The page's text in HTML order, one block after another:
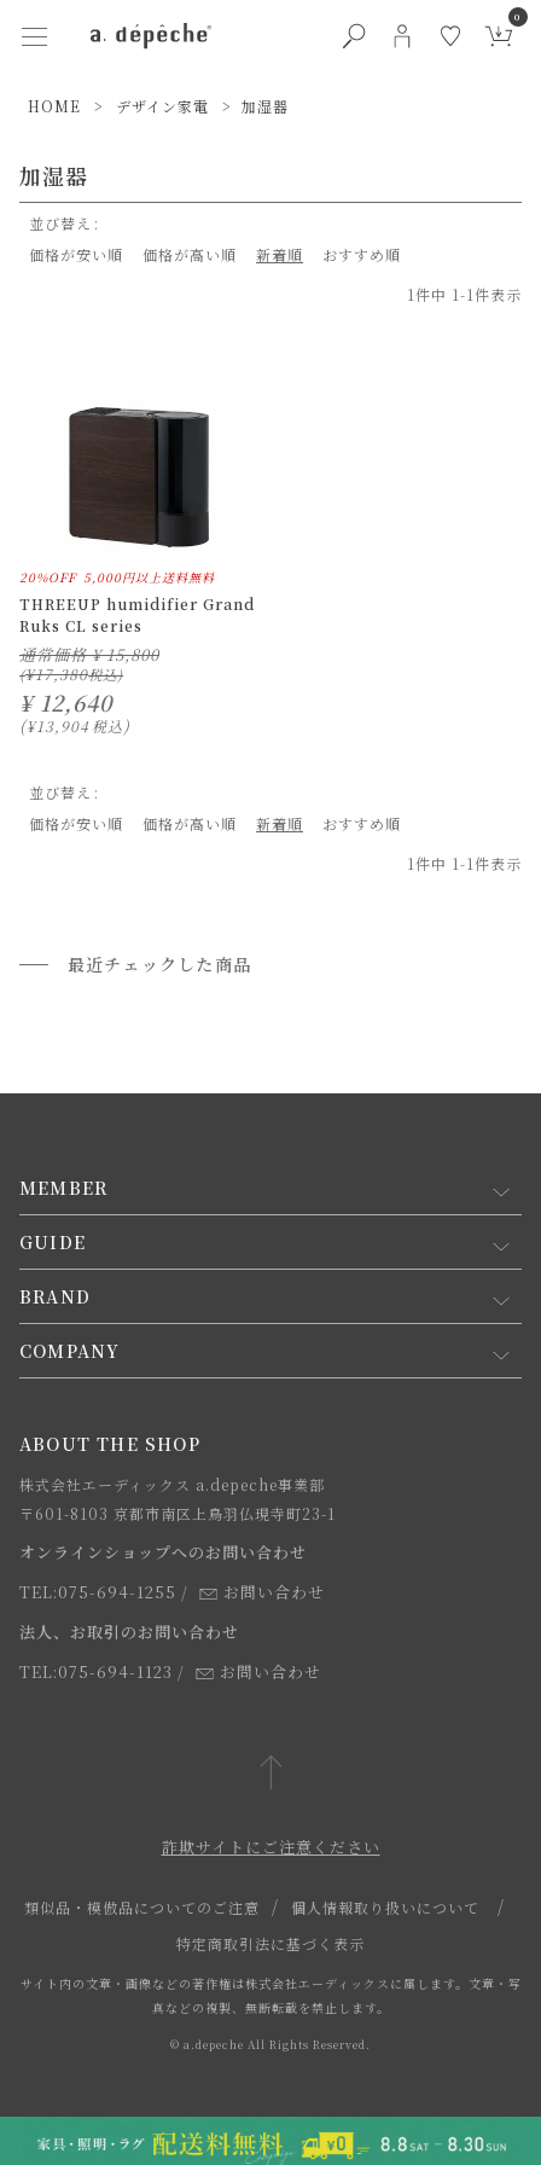
0
HOME デザイン家電 加湿器
加湿器
並び替え
価格が安い順
価格が高い順 新着順
おすすめ順
1件中 1-1件表示
20%OFF 5,000円以上送料無料
THREEUP humidifier Grand
Ruks CL series
通常価格 ¥ 15,800
¥17,380
¥ 12,640
¥13,904 税込
並び替え
価格が安い順
価格が高い順 新着順
おすすめ順
1件中 1-1件表示
最近チェックした商品
MEMBER
マイページ
新規会員登録
会員規約について
GUIDE
お買い物ガイド
会員登録について
お支払方法について
お届けについて
よくあるご質問
BRAND
コンセプト
webカタログ
COMPANY
店舗一覧
求人情報
法人のお客様
スタッフ
ABOUT THE SHOP
株式会社エーディックス a.depeche事業部
〒601-8103 京都市南区上鳥羽仏現寺町23-1
オンラインショップへのお問い合わせ
TEL:075-694-1255 /
お問い合わせ
法人、お取引のお問い合わせ
TEL:075-694-1123 / お問い合わせ
詐欺サイトにご注意ください
類似品・模倣品についてのご注意
個人情報取り扱いについて
特定商取引法に基づく表示
サイト内の文章・画像などの著作権は株式会社エーディックスに属します。文章・写
真などの複製、無断転載を禁止します。
© a.depeche All Rights Reserved.